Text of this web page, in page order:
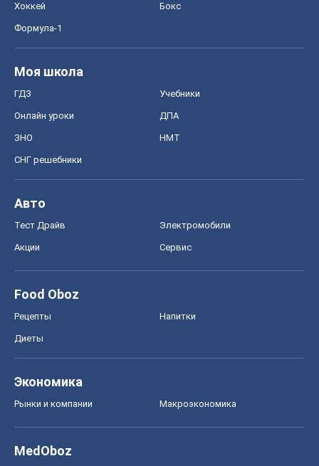
Хоккей Бокс
Формула-1
Моя школа
ГДЗ Учебники
Онлайн уроки ДПА
ЗНО НМТ
СНГ решебники
Авто
Тест Драйв Электромобили
Акции Сервис
Food Oboz
Рецепты Напитки
Диеты
Экономика
Рынки и компании Mакроэкономика
MedOboz